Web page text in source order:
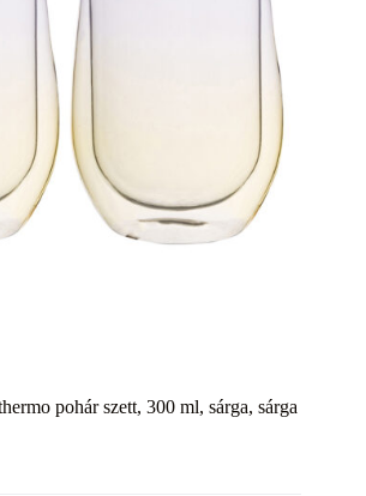
pohár szett, 300 ml, sárga, sárga